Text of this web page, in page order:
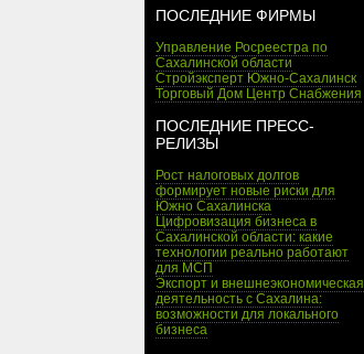
ПОСЛЕДНИЕ ФИРМЫ
Управление Росреестра по
Сахалинской области
Стройэксперт Южно-Сахалинск
Торговый Дом Центр Снабжения
ПОСЛЕДНИЕ ПРЕСС-
РЕЛИЗЫ
Рост налоговых долгов
формирует новые риски для
Южно Сахалинска
Цифровизация бизнеса в
Сахалинской области: какие
технологии реально работают
для МСП
Экспорт и внешнеэкономическая
деятельность с Сахалина:
возможности для локального
бизнеса